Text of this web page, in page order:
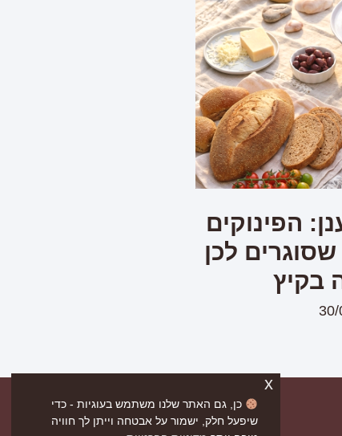
הפינוקים
לכן
בקיץ
כן, גם האתר שלנו משתמש בעוגיות - כדי
שיפעל חלק, ישמור על אבטחה וייתן לך חוויה
x